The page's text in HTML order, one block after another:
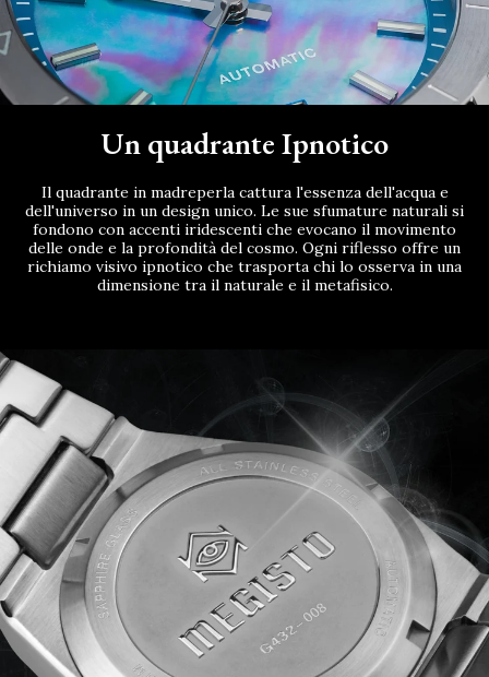
Un quadrante Ipnotico
Il quadrante in madreperla cattura l'essenza dell'acqua e
dell'universo in un design unico. Le sue sfumature naturali si
fondono con accenti iridescenti che evocano il movimento
delle onde e la profondità del cosmo. Ogni riflesso offre un
richiamo visivo ipnotico che trasporta chi lo osserva in una
dimensione tra il naturale e il metafisico.